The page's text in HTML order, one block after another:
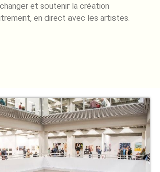
et soutenir la création
en direct avec les artistes.